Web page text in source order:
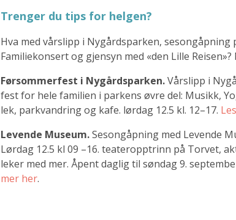
Trenger du tips for helgen?
Hva med vårslipp i Nygårdsparken, sesongåpning
Familiekonsert og gjensyn med «den Lille
Førsommerfest i Nygårdsparken.Vårslipp i
fest for hele familien i parkens øvre del: Musikk,
lek, parkvandring og kafe. lørdag 12.5 kl. 12–17.
Levende Museum.Sesongåpning med Levende
Lørdag 12.5 kl 09 –16. teateropptrinn på Torvet,
leker med mer. Åpent daglig til søndag 9.
mer her.